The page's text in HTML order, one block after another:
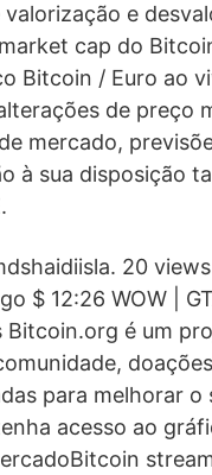
e
cap do
Bitcoin / Euro ao
de preço
mercado,
à sua disposição
20
$ 12:26 WOW |
Bitcoin.org é um
para melhorar o
acesso ao